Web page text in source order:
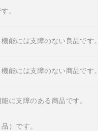
。
能には支障のない良品です。
能には支障のない商品です。
に支障のある商品です。
）です。